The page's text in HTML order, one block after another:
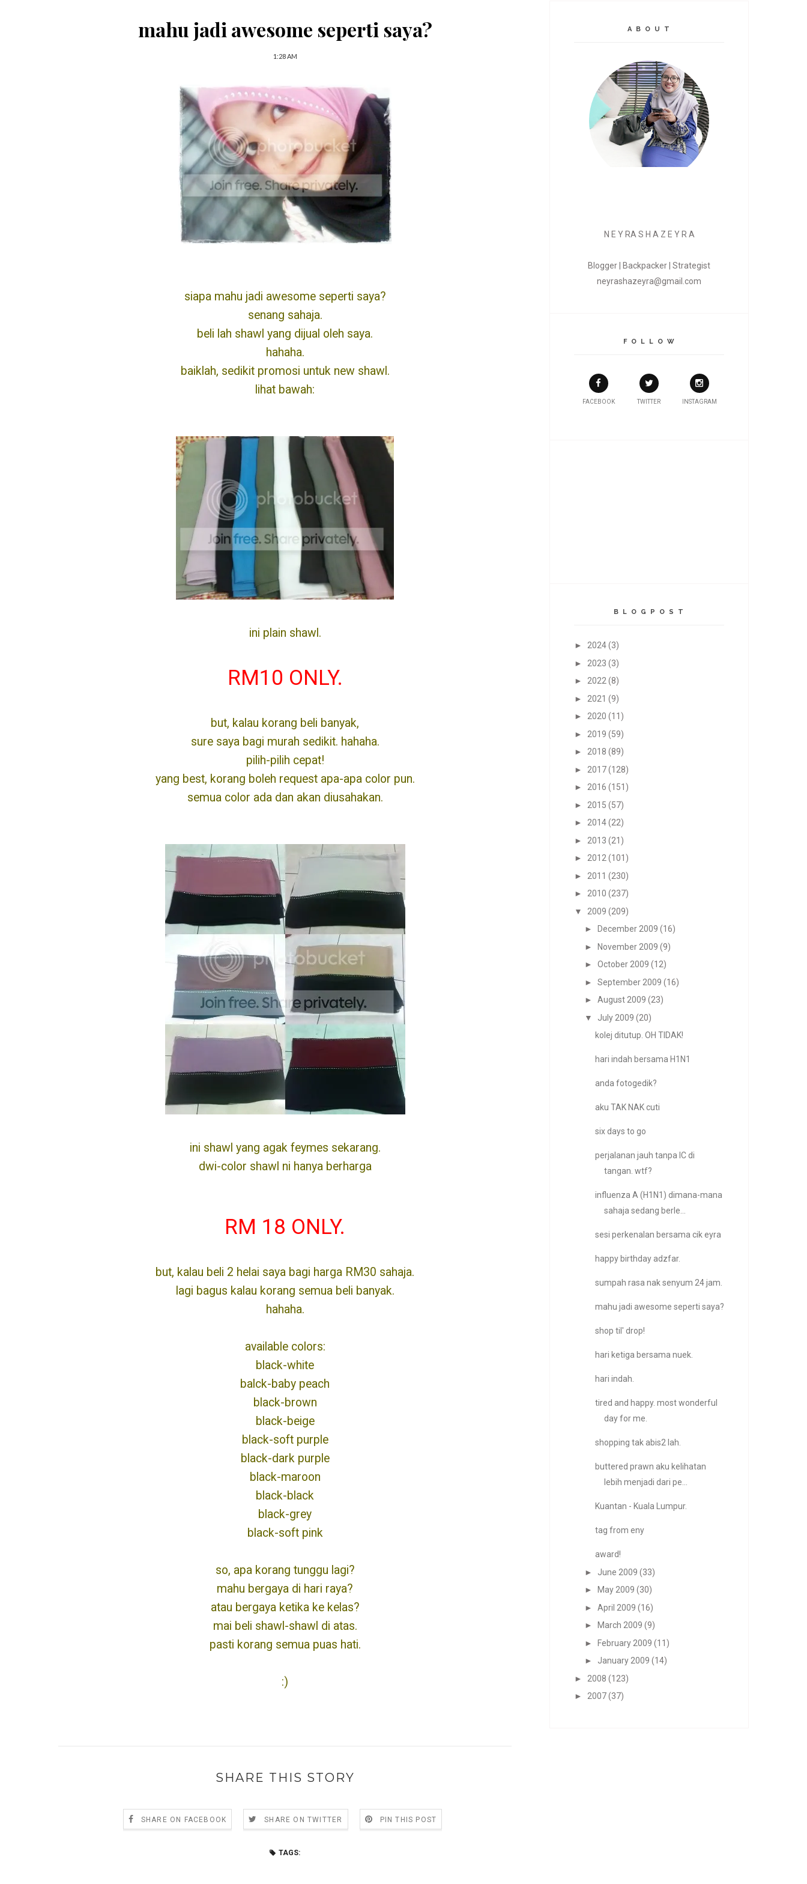
mahu jadi awesome seperti saya?
1:28 AM
siapa mahu jadi awesome seperti saya?
senang sahaja.
beli lah shawl yang dijual oleh saya.
hahaha.
baiklah, sedikit promosi untuk new shawl.
lihat bawah:
ini plain shawl.
RM10 ONLY.
but, kalau korang beli banyak,
sure saya bagi murah sedikit. hahaha.
pilih-pilih cepat!
yang best, korang boleh request apa-apa color pun.
semua color ada dan akan diusahakan.
ini shawl yang agak feymes sekarang.
dwi-color shawl ni hanya berharga
RM 18 ONLY.
but, kalau beli 2 helai saya bagi harga RM30 sahaja.
lagi bagus kalau korang semua beli banyak.
hahaha.
available colors:
black-white
balck-baby peach
black-brown
black-beige
black-soft purple
black-dark purple
black-maroon
black-black
black-grey
black-soft pink
so, apa korang tunggu lagi?
mahu bergaya di hari raya?
atau bergaya ketika ke kelas?
mai beli shawl-shawl di atas.
pasti korang semua puas hati.
:)
SHARE THIS STORY
SHARE ON FACEBOOK SHARE ON TWITTER PIN THIS POST
TAGS:
A B O U T
N E Y RA S H A Z E Y R A
Blogger | Backpacker | Strategist
neyrashazeyra@gmail.com
F O L L O W
FACEBOOK TWITTER INSTAGRAM
B L O G P O S T
► 2024(3)
► 2023 (3)
► 2022 (8)
► 2021 (9)
► 2020 (11)
► 2019 (59)
► 2018 (89)
► 2017(128)
► 2016 (151)
► 2015 (57)
► 2014(22)
► 2013 (21)
► 2012 (101)
► 2011 (230)
► 2010 (237)
▼
2009 (209)
►
December 2009 (16)
► November 2009 (9)
► October 2009 (12)
► September 2009 (16)
► August 2009 (23)
▼
July 2009 (20)
kolej ditutup. OH TIDAK!
hari indah bersama H1N1
anda fotogedik?
aku TAK NAK cuti
six days to go
perjalanan jauh tanpa IC di
tangan. wtf?
influenza A (H1N1) dimana-mana
sahaja sedang berle...
sesi perkenalan bersama cik eyra
happy birthday adzfar.
sumpah rasa nak senyum 24 jam.
mahu jadi awesome seperti saya?
shop til' drop!
hari ketiga bersama nuek.
hari indah.
tired and happy. most wonderful
day for me.
shopping tak abis2 lah.
buttered prawn aku kelihatan
lebih menjadi dari pe...
Kuantan - Kuala Lumpur.
tag from eny
award!
► June 2009 (33)
►
May 2009 (30)
► April 2009 (16)
►
March 2009 (9)
► February 2009 (11)
► January 2009 (14)
► 2008 (123)
► 2007(37)